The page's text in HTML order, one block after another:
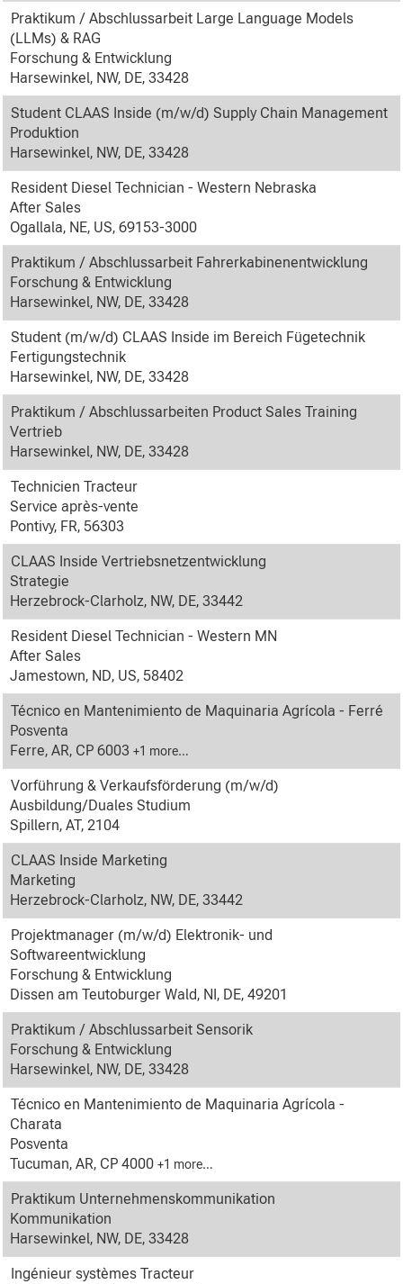
Praktikum / Abschlussarbeit Large Language Models
(LLMs) & RAG
Forschung & Entwicklung
Harsewinkel, NW, DE, 33428
Student CLAAS Inside (m/w/d) Supply Chain Management
Produktion
Harsewinkel, NW, DE, 33428
Resident Diesel Technician - Western Nebraska
After Sales
Ogallala, NE, US, 69153-3000
Praktikum / Abschlussarbeit Fahrerkabinenentwicklung
Forschung & Entwicklung
Harsewinkel, NW, DE, 33428
Student (m/w/d) CLAAS Inside im Bereich Fügetechnik
Fertigungstechnik
Harsewinkel, NW, DE, 33428
Praktikum / Abschlussarbeiten Product Sales Training
Vertrieb
Harsewinkel, NW, DE, 33428
Technicien Tracteur
Service après-vente
Pontivy, FR, 56303
CLAAS Inside Vertriebsnetzentwicklung
Strategie
Herzebrock-Clarholz, NW, DE, 33442
Resident Diesel Technician - Western MN
After Sales
Jamestown, ND, US, 58402
Técnico en Mantenimiento de Maquinaria Agrícola - Ferré
Posventa
Ferre, AR, CP 6003 +1 more…
Vorführung & Verkaufsförderung (m/w/d)
Ausbildung/Duales Studium
Spillern, AT, 2104
CLAAS Inside Marketing
Marketing
Herzebrock-Clarholz, NW, DE, 33442
Projektmanager (m/w/d) Elektronik- und
Softwareentwicklung
Forschung & Entwicklung
Dissen am Teutoburger Wald, NI, DE, 49201
Praktikum / Abschlussarbeit Sensorik
Forschung & Entwicklung
Harsewinkel, NW, DE, 33428
Técnico en Mantenimiento de Maquinaria Agrícola -
Charata
Posventa
Tucuman, AR, CP 4000 +1 more…
Praktikum Unternehmenskommunikation
Kommunikation
Harsewinkel, NW, DE, 33428
Ingénieur systèmes Tracteur